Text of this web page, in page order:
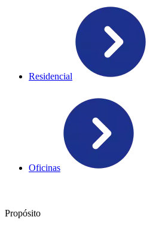
Residencial
Oficinas
Propósito